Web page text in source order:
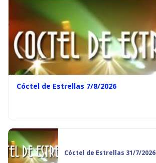
Cóctel de Estrellas 7/8/2026
Cóctel de Estrellas 31/7/2026